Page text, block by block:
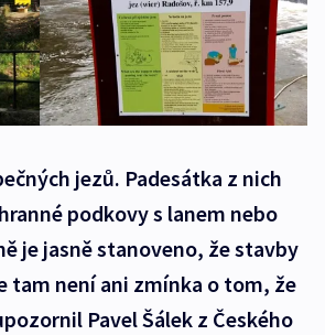
jezů. Padesátka z nich
podkovy s lanem nebo
je jasně stanoveno, že stavby
tam není ani zmínka o tom, že
Pavel Šálek z Českého